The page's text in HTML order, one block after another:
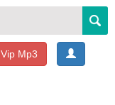
Vip Mp3